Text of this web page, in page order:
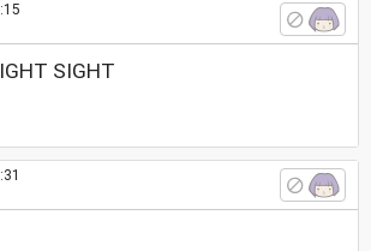
SIGHT